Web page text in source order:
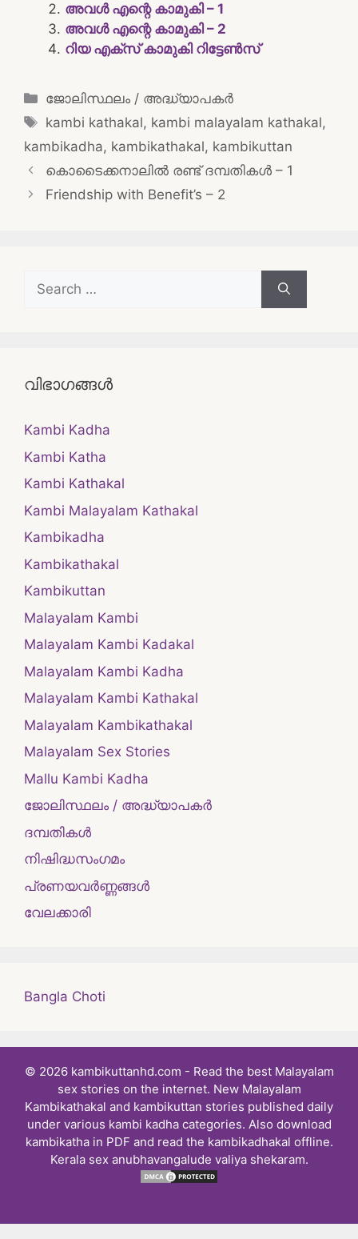
അവൾ എന്റെ കാമുകി – 1
അവൾ എന്റെ കാമുകി – 2
റിയ എക്സ് കാമുകി റിട്ടേൺസ്
Categories
ജോലിസ്ഥലം / അദ്ധ്യാപകർ
Tags
kambi kathakal, kambi malayalam kathakal,
kambikadha, kambikathakal, kambikuttan
Post
navigation
കൊടൈക്കനാലിൽ രണ്ട് ദമ്പതികൾ – 1
Friendship with Benefit’s – 2
Search
for:
വിഭാഗങ്ങൾ
Kambi Kadha
Kambi Katha
Kambi Kathakal
Kambi Malayalam Kathakal
Kambikadha
Kambikathakal
Kambikuttan
Malayalam Kambi
Malayalam Kambi Kadakal
Malayalam Kambi Kadha
Malayalam Kambi Kathakal
Malayalam Kambikathakal
Malayalam Sex Stories
Mallu Kambi Kadha
ജോലിസ്ഥലം / അദ്ധ്യാപകർ
ദമ്പതികള്‍
നിഷിദ്ധസംഗമം
പ്രണയവർണ്ണങ്ങൾ
വേലക്കാരി
Bangla Choti
© 2026 kambikuttanhd.com - Read the best Malayalam
sex stories on the internet. New Malayalam
Kambikathakal and kambikuttan stories published daily
under various kambi kadha categories. Also download
kambikatha in PDF and read the kambikadhakal offline.
Kerala sex anubhavangalude valiya shekaram.